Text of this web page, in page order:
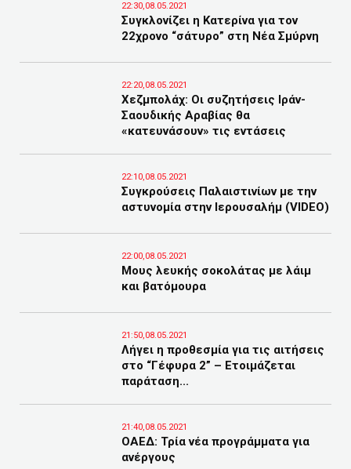
22:30,08.05.2021
Συγκλονίζει η Κατερίνα για τον
22χρονο “σάτυρο” στη Νέα Σμύρνη
22:20,08.05.2021
Χεζμπολάχ: Οι συζητήσεις Ιράν-
Σαουδικής Αραβίας θα
«κατευνάσουν» τις εντάσεις
22:10,08.05.2021
Συγκρούσεις Παλαιστινίων με την
αστυνομία στην Ιερουσαλήμ (VIDEO)
22:00,08.05.2021
Μους λευκής σοκολάτας με λάιμ
και βατόμουρα
21:50,08.05.2021
Λήγει η προθεσμία για τις αιτήσεις
στο “Γέφυρα 2” – Ετοιμάζεται
παράταση...
21:40,08.05.2021
ΟΑΕΔ: Τρία νέα προγράμματα για
ανέργους